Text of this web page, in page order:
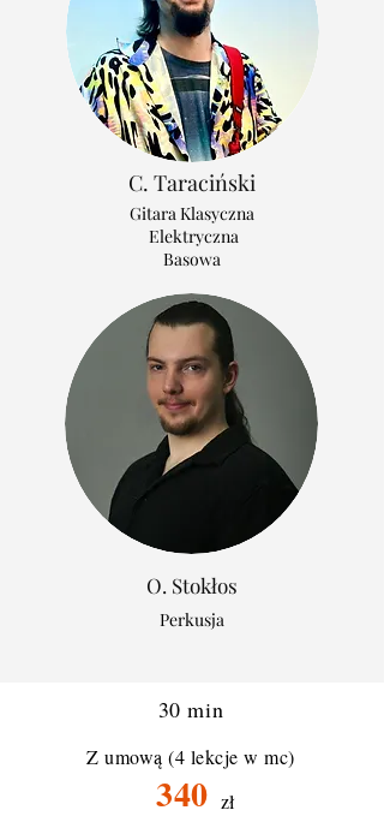
C. Taraciński
Gitara Klasyczna
Elektryczna
Basowa
O. Stokłos
Perkusja
30 min
Z umową (4 lekcje w mc)
340 zł